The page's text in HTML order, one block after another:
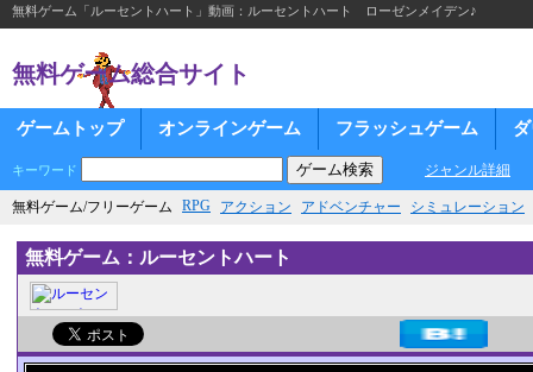
無料ゲーム「ルーセントハート」動画：ルーセントハート ローゼンメイデン♪
無料ゲーム総合サイト
ゲームトップ オンラインゲーム フラッシュゲーム
キーワード ジャンル詳細
無料ゲーム/フリーゲーム RPG アクション アドベンチャー シミュレーション
無料ゲーム：ルーセントハート